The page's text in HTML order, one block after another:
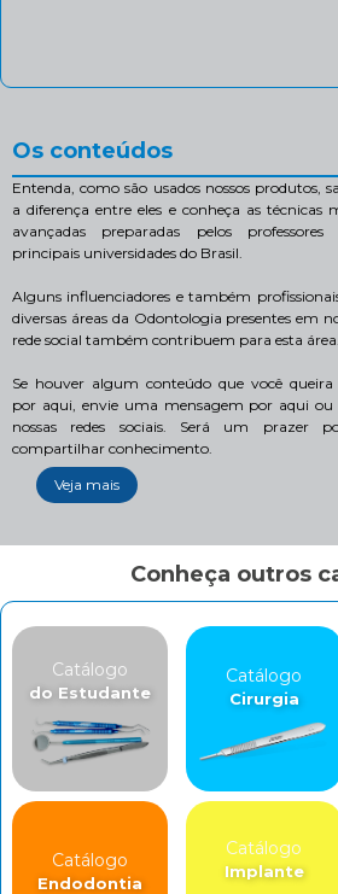
Os conteúdos
Entenda, como são usados nossos produtos,
a diferença entre eles e conheça as técnicas
avançadas preparadas pelos professores
principais universidades do Brasil.
Alguns influenciadores e também
diversas áreas da Odontologia presentes em
rede social também contribuem para esta área.
Se houver algum conteúdo que você queira
por aqui, envie uma mensagem por aqui ou
nossas redes sociais. Será um prazer
compartilhar conhecimento.
Veja mais
Conheça outros
Catálogo
do Estudante
Catálogo
Cirurgia
Catálogo
Endodontia
Catálogo
Implante